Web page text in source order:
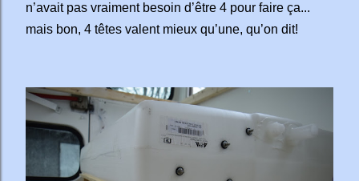
n’avait pas vraiment besoin d’être 4 pour faire ça...
mais bon, 4 têtes valent mieux qu’une, qu’on dit!